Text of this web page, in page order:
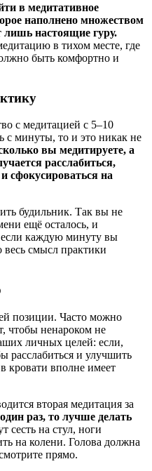
в медитативное
наполнено множеством
настоящие гуру.
в тихом месте, где
быть комфортно и
с медитацией с 5–10
с минуты, то и это никак не
вы медитируете, а
расслабиться,
сфокусироваться на
будильник. Так вы не
ещё осталось, и
если каждую минуту вы
весь смысл практики
позиции. Часто можно
чтобы ненароком не
личных целей: если,
расслабиться и улучшить
кровати вполне имеет
вторая медитация за
раз, то лучше делать
сесть на стул, ноги
на колени. Голова должна
прямо.